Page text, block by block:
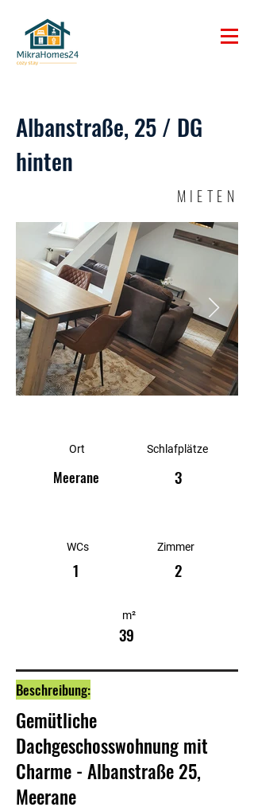
Albanstraße, 25 / DG
hinten
MIETEN
Ort
Meerane
WCs
1
Schlafplätze
3
Zimmer
2
m²
39
Beschreibung:
Gemütliche
Dachgeschosswohnung mit
Charme - Albanstraße 25,
Meerane